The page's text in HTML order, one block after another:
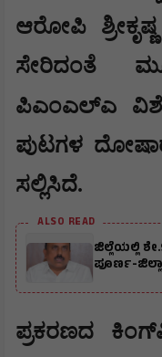
ಆರೋಪಿ
ಸೇರಿದಂತೆ
ಪಿಎಂಎಲ್‌ಎ
ಪುಟಗಳ
ಸಲ್ಲಿಸಿದೆ.
ALSO READ
ಜಿಲ್ಲೆಯಲ್ಲಿ
ಪೂರ್ಣ-
ಪ್ರಕರಣದ